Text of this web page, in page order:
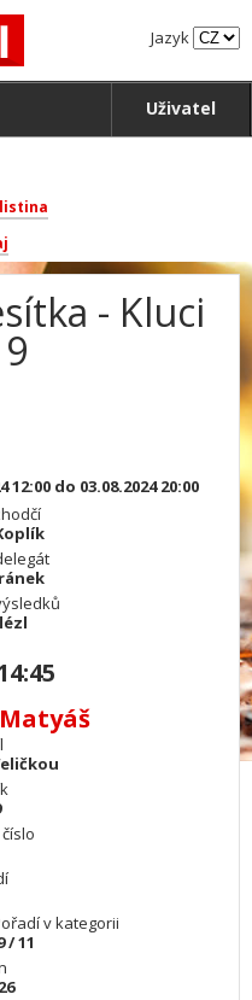
Jazyk
Uživatel
- Kluci
do 03.08.2024 20:00
v kategorii
/ 11